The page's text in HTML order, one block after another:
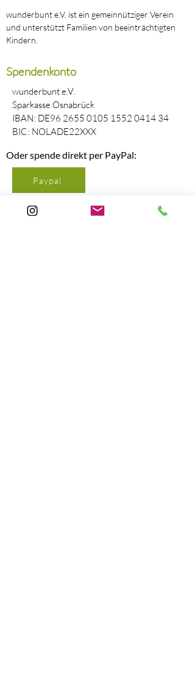
wunderbunt e.V. ist ein gemeinnütziger Verein
und unterstützt Familien von beeinträchtigten
Kindern.
Spendenkonto
wunderbunt e.V.
Sparkasse Osnabrück
IBAN: DE96 2655 0105 1552 0414 34
BIC: NOLADE22XXX
Oder spende direkt per PayPal:
Paypal